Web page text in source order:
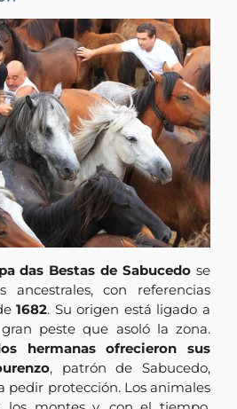
das Bestas de Sabucedo se
ancestrales, con referencias
1682. Su origen está ligado a
peste que asoló la zona.
hermanas ofrecieron sus
, patrón de Sabucedo,
pedir protección. Los animales